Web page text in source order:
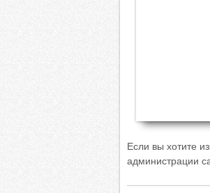
Если вы хотите
администрации